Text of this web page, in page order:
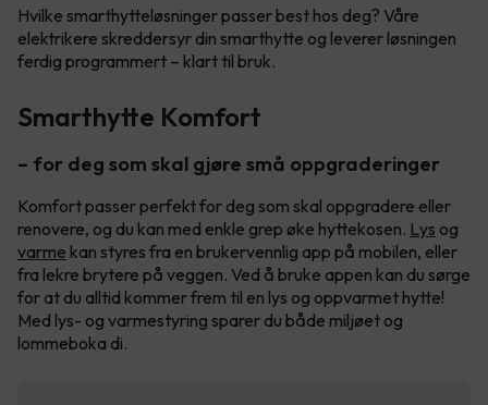
Hvilke smarthytteløsninger passer best hos deg? Våre
elektrikere skreddersyr din smarthytte og leverer løsningen
ferdig programmert – klart til bruk.
Smarthytte Komfort
– for deg som skal gjøre små oppgraderinger
Komfort passer perfekt for deg som skal oppgradere eller
renovere, og du kan med enkle grep øke hyttekosen. Lys og
varme kan styres fra en brukervennlig app på mobilen, eller
fra lekre brytere på veggen. Ved å bruke appen kan du sørge
for at du alltid kommer frem til en lys og oppvarmet hytte!
Med lys- og varmestyring sparer du både miljøet og
lommeboka di.